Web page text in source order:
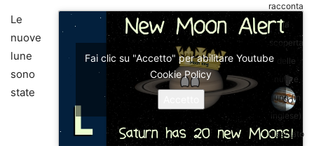
racconta
la
scoperta
delle
nuove
lune (in
inglese)
rilasciato
Fai clic su "Accetto" per abilitare Youtube
Cookie Policy
Le
nuove
lune
sono
state